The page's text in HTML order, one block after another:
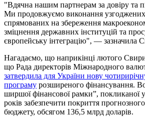
"Вдячна нашим партнерам за довіру та
Ми продовжуємо виконання
спрямованих на збереження
зміцнення державних інституцій та
європейську інтеграцію", — зазначила
Нагадаємо, що наприкінці лютого
що Рада директорів Міжнародного
затвердила для України нову
програму розширеного фінансування.
ширшої фінансової рамки”, покликаної
років забезпечити покриття
бюджету, обсягом 136,5 млрд доларів.